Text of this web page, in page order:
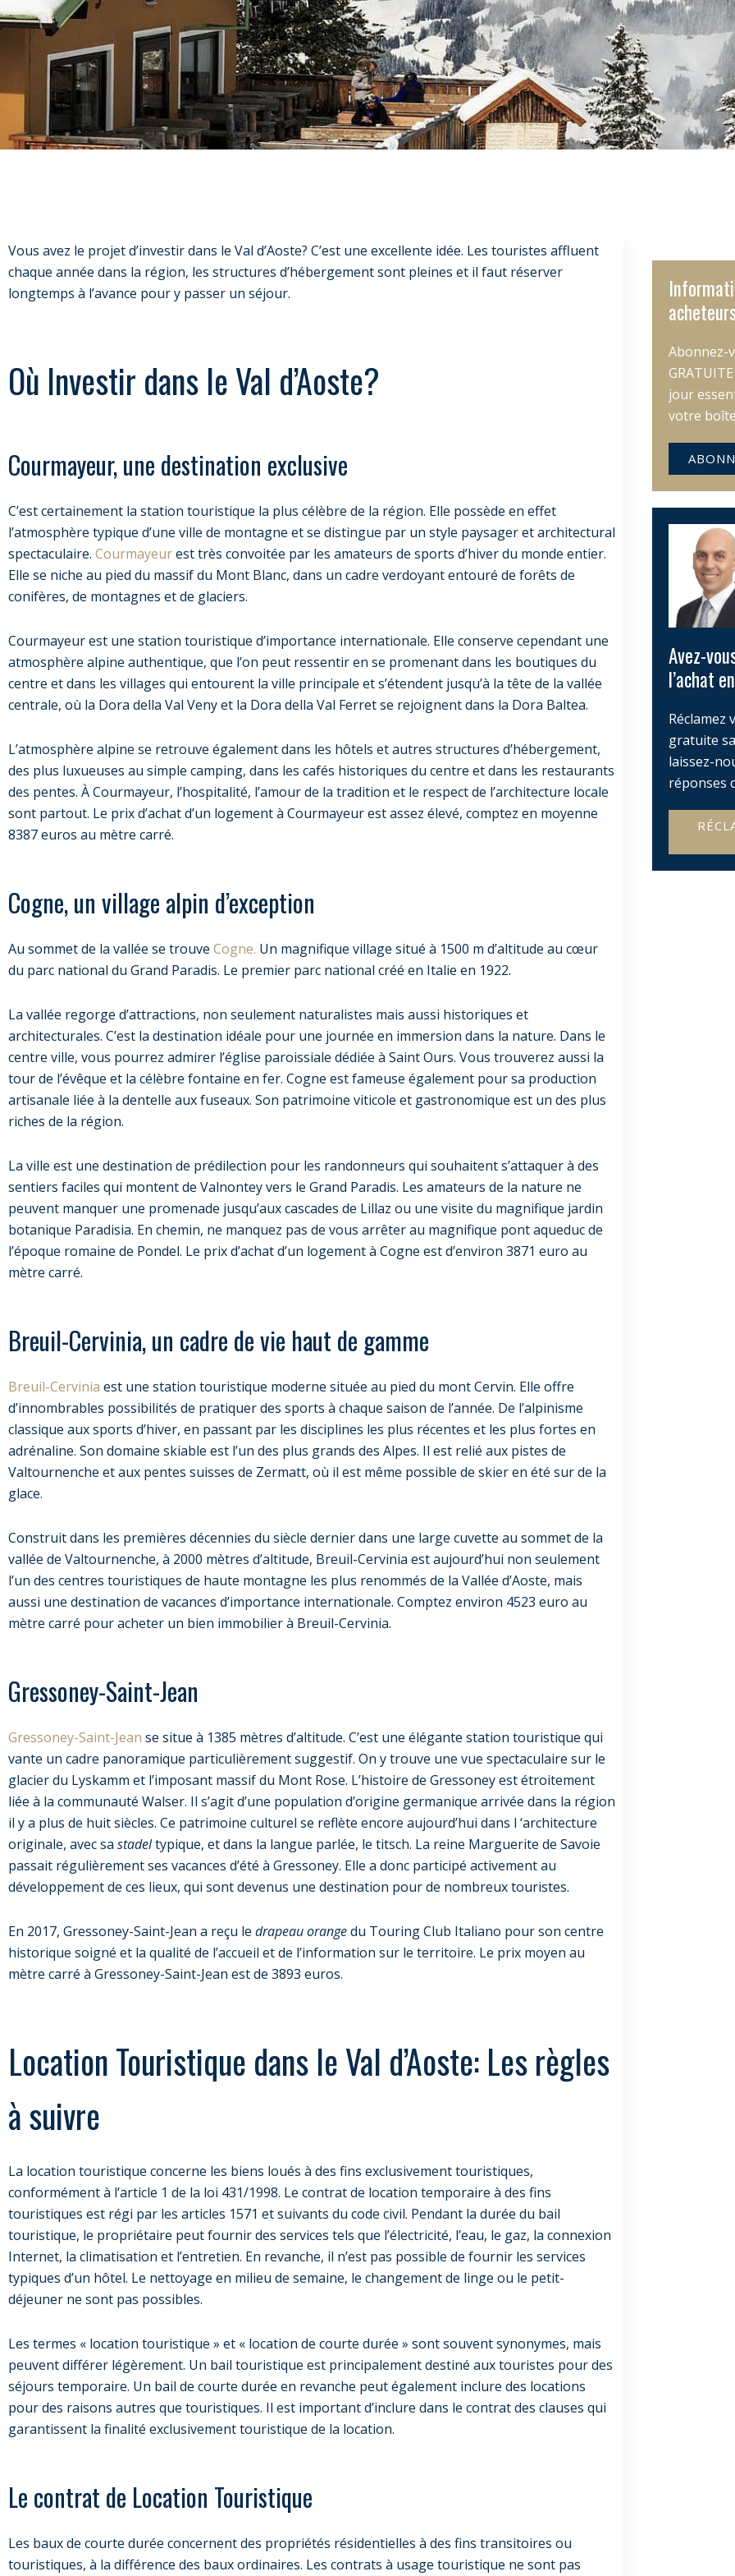
Vous avez le projet d’investir dans le Val d’Aoste? C’est une excellente idée. Les touristes affluent
chaque année dans la région, les structures d’hébergement sont pleines et il faut réserver
longtemps à l’avance pour y passer un séjour.
Où Investir dans le Val d’Aoste?
Courmayeur, une destination exclusive
C’est certainement la station touristique la plus célèbre de la région. Elle possède en effet
l’atmosphère typique d’une ville de montagne et se distingue par un style paysager et architectural
spectaculaire. Courmayeurest très convoitée par les amateurs de sports d’hiver du monde entier.
Elle se niche au pied du massif du Mont Blanc, dans un cadre verdoyant entouré de forêts de
conifères, de montagnes et de glaciers.
Courmayeur est une station touristique d’importance internationale. Elle conserve cependant une
atmosphère alpine authentique, que l’on peut ressentir en se promenant dans les boutiques du
centre et dans les villages qui entourent la ville principale et s’étendent jusqu’à la tête de la vallée
centrale, où la Dora della Val Veny et la Dora della Val Ferret se rejoignent dans la Dora Baltea.
L’atmosphère alpine se retrouve également dans les hôtels et autres structures d’hébergement,
des plus luxueuses au simple camping, dans les cafés historiques du centre et dans les restaurants
des pentes. À Courmayeur, l’hospitalité, l’amour de la tradition et le respect de l’architecture locale
sont partout. Le prix d’achat d’un logement à Courmayeur est assez élevé, comptez en moyenne
8387 euros au mètre carré.
Cogne, un village alpin d’exception
Au sommet de la vallée se trouve Cogne. Un magnifique village situé à 1500 m d’altitude au cœur
du parc national du Grand Paradis. Le premier parc national créé en Italie en 1922.
La vallée regorge d’attractions, non seulement naturalistes mais aussi historiques et
architecturales. C’est la destination idéale pour une journée en immersion dans la nature. Dans le
centre ville, vous pourrez admirer l’église paroissiale dédiée à Saint Ours. Vous trouverez aussi la
tour de l’évêque et la célèbre fontaine en fer. Cogne est fameuse également pour sa production
artisanale liée à la dentelle aux fuseaux. Son patrimoine viticole et gastronomique est un des plus
riches de la région.
La ville est une destination de prédilection pour les randonneurs qui souhaitent s’attaquer à des
sentiers faciles qui montent de Valnontey vers le Grand Paradis. Les amateurs de la nature ne
peuvent manquer une promenade jusqu’aux cascades de Lillaz ou une visite du magnifique jardin
botanique Paradisia. En chemin, ne manquez pas de vous arrêter au magnifique pont aqueduc de
l’époque romaine de Pondel. Le prix d’achat d’un logement à Cogne est d’environ 3871 euro au
mètre carré.
Breuil-Cervinia, un cadre de vie haut de gamme
Breuil-Cervinia est une station touristique moderne située au pied du mont Cervin. Elle offre
d’innombrables possibilités de pratiquer des sports à chaque saison de l’année. De l’alpinisme
classique aux sports d’hiver, en passant par les disciplines les plus récentes et les plus fortes en
adrénaline. Son domaine skiable est l’un des plus grands des Alpes. Il est relié aux pistes de
Valtournenche et aux pentes suisses de Zermatt, où il est même possible de skier en été sur de la
glace.
Construit dans les premières décennies du siècle dernier dans une large cuvette au sommet de la
vallée de Valtournenche, à 2000 mètres d’altitude, Breuil-Cervinia est aujourd’hui non seulement
l’un des centres touristiques de haute montagne les plus renommés de la Vallée d’Aoste, mais
aussi une destination de vacances d’importance internationale. Comptez environ 4523 euro au
mètre carré pour acheter un bien immobilier à Breuil-Cervinia.
Gressoney-Saint-Jean
Gressoney-Saint-Jean se situe à 1385 mètres d’altitude. C’est une élégante station touristique qui
vante un cadre panoramique particulièrement suggestif. On y trouve une vue spectaculaire sur le
glacier du Lyskamm et l’imposant massif du Mont Rose. L’histoire de Gressoney est étroitement
liée à la communauté Walser. Il s’agit d’une population d’origine germanique arrivée dans la région
il y a plus de huit siècles. Ce patrimoine culturel se reflète encore aujourd’hui dans l ‘architecture
originale, avec sa stadeltypique, et dans la langue parlée, le titsch. La reine Marguerite de Savoie
passait régulièrement ses vacances d’été à Gressoney. Elle a donc participé activement au
développement de ces lieux, qui sont devenus une destination pour de nombreux touristes.
En 2017, Gressoney-Saint-Jean a reçu le drapeau orangedu Touring Club Italiano pour son centre
historique soigné et la qualité de l’accueil et de l’information sur le territoire. Le prix moyen au
mètre carré à Gressoney-Saint-Jean est de 3893 euros.
Location Touristique dans le Val d’Aoste: Les règles
à suivre
La location touristique concerne les biens loués à des fins exclusivement touristiques,
conformément à l’article 1 de la loi 431/1998. Le contrat de location temporaire à des fins
touristiques est régi par les articles 1571 et suivants du code civil. Pendant la durée du bail
touristique, le propriétaire peut fournir des services tels que l’électricité, l’eau, le gaz, la connexion
Internet, la climatisation et l’entretien. En revanche, il n’est pas possible de fournir les services
typiques d’un hôtel. Le nettoyage en milieu de semaine, le changement de linge ou le petit-
déjeuner ne sont pas possibles.
Les termes « location touristique » et « location de courte durée » sont souvent synonymes, mais
peuvent différer légèrement. Un bail touristique est principalement destiné aux touristes pour des
séjours temporaire. Un bail de courte durée en revanche peut également inclure des locations
pour des raisons autres que touristiques. Il est important d’inclure dans le contrat des clauses qui
garantissent la finalité exclusivement touristique de la location.
Le contrat de Location Touristique
Les baux de courte durée concernent des propriétés résidentielles à des fins transitoires ou
touristiques, à la différence des baux ordinaires. Les contrats à usage touristique ne sont pas
Abonnez-
jour
votre
Avez-
l’achat
Réclamez
gratuite
laissez-
réponses